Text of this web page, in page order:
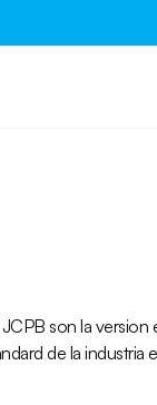
son la
de la industria